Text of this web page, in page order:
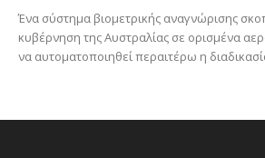
Ένα σύστημα βιομετρικής αναγνώρισης
κυβέρνηση της Αυστραλίας σε ορισμένα
να αυτοματοποιηθεί περαιτέρω η